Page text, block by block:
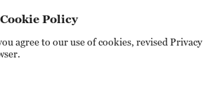
Rights Reserved. 16A Shijingshan Road,
Policy
agree to our use of cookies, revised